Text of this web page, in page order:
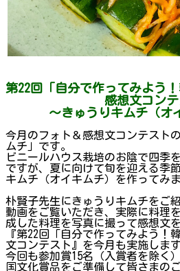
第22回「自分で作ってみよう
感想文コン
～きゅうりキムチ（オ
今月のフォト＆感想文コンテスト
ムチ」です。
ビニールハウス栽培のお陰で四季
ですが、夏に向けて旬を迎える季
キムチ（オイキムチ）を作ってみ
朴賢子先生にきゅうりキムチをご
動画をご覧いただき、実際に料理
成した料理を写真に撮って感想文
『第22回「自分で作ってみよう！
文コンテスト』を今月も実施します
今回も参加賞15名（入賞者を除く
国文化賞品をご準備して皆さまの